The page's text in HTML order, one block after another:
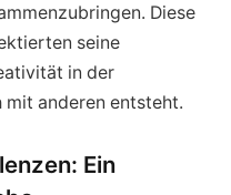
Diese
seine
in der
mit anderen entsteht.
Ein